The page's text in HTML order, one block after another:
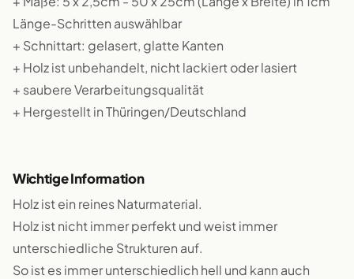
Länge-Schritten auswählbar
+ Schnittart: gelasert, glatte Kanten
+ Holz ist unbehandelt, nicht lackiert oder lasiert
+ saubere Verarbeitungsqualität
+ Hergestellt in Thüringen/Deutschland
Wichtige Information
Holz ist ein reines Naturmaterial.
Holz ist nicht immer perfekt und weist immer
unterschiedliche Strukturen auf.
So ist es immer unterschiedlich hell und kann auch